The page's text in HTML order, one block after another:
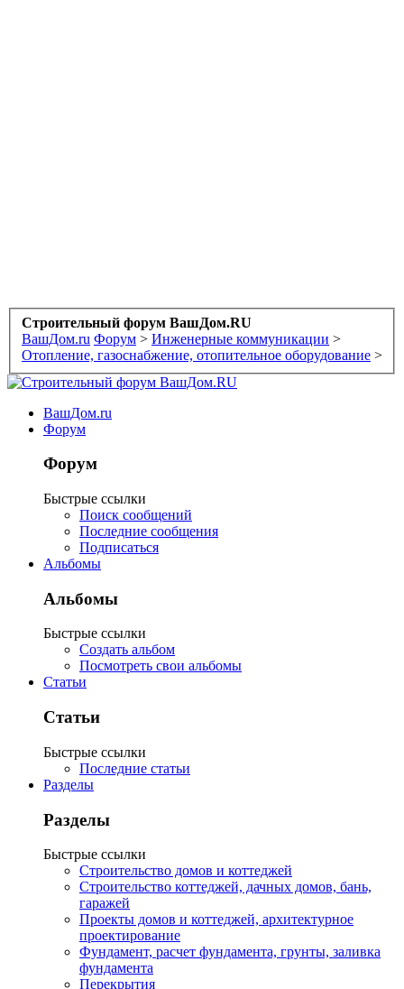
Строительный форум ВашДом.RU
ВашДом.ru Форум > Инженерные коммуникации >
Отопление, газоснабжение, отопительное оборудование >
ВашДом.ru
Форум
Форум
Быстрые ссылки
Поиск сообщений
Последние сообщения
Подписаться
Альбомы
Альбомы
Быстрые ссылки
Создать альбом
Посмотреть свои альбомы
Статьи
Статьи
Быстрые ссылки
Последние статьи
Разделы
Разделы
Быстрые ссылки
Строительство домов и коттеджей
Строительство коттеджей, дачных домов, бань,
гаражей
Проекты домов и коттеджей, архитектурное
проектирование
Фундамент, расчет фундамента, грунты, заливка
фундамента
Перекрытия